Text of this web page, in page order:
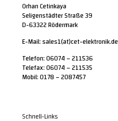
Orhan Cetinkaya
Seligenstädter Straße 39
D-63322 Rödermark
E-Mail: sales1(at)cet-elektronik.de
Telefon: 06074 – 211536
Telefax: 06074 – 211535
Mobil: 0178 – 2087457
Schnell-Links